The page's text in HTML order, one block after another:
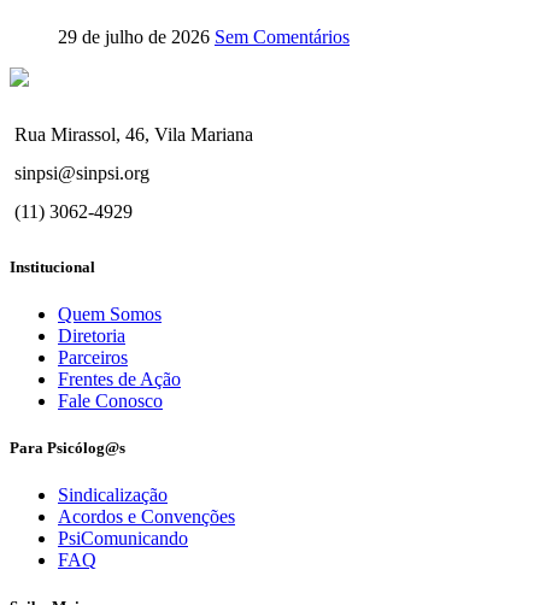
29 de julho de 2026 Sem Comentários
Rua Mirassol, 46, Vila Mariana
sinpsi@sinpsi.org
(11) 3062-4929
Institucional
Quem Somos
Diretoria
Parceiros
Frentes de Ação
Fale Conosco
Para Psicólog@s
Sindicalização
Acordos e Convenções
PsiComunicando
FAQ